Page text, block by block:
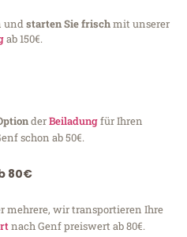
undstarten Sie frischmit unserer
ab 150€.
derBeiladungfür Ihren
schon ab 50€.
80€
mehrere, wir transportieren Ihre
nach Genf preiswert ab 80€.